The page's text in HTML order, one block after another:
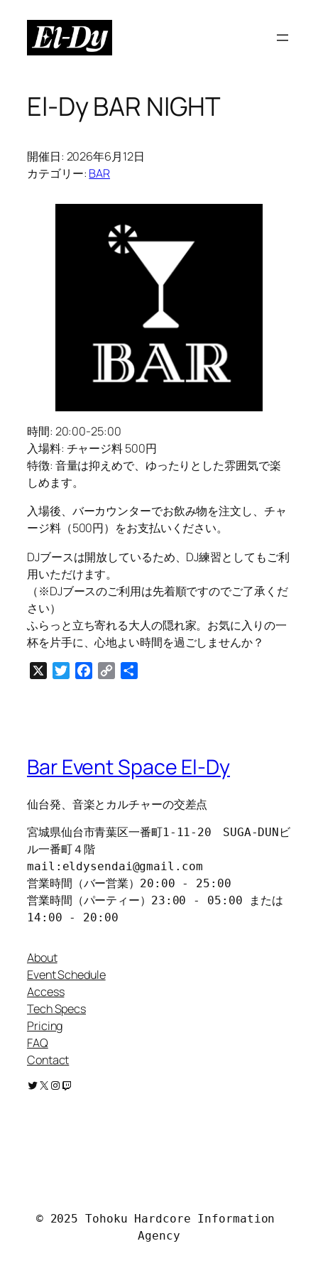
El-Dy BAR NIGHT
開催日: 2026年6月12日
カテゴリー: BAR
時間: 20:00-25:00
入場料: チャージ料 500円
特徴: 音量は抑えめで、ゆったりとした雰囲気で楽
しめます。
入場後、バーカウンターでお飲み物を注文し、チャ
ージ料（500円）をお支払いください。
DJブースは開放しているため、DJ練習としてもご利
用いただけます。
（※DJブースのご利用は先着順ですのでご了承くだ
さい）
ふらっと立ち寄れる大人の隠れ家。お気に入りの一
杯を片手に、心地よい時間を過ごしませんか？
TwitterFacebook
Copy
Bar Event Space El-Dy
仙台発、音楽とカルチャーの交差点
宮城県仙台市青葉区一番町1-11-20　SUGA-DUNビ
ル一番町４階
mail:eldysendai@gmail.com
営業時間（バー営業）20:00 - 25:00
営業時間（パーティー）23:00 - 05:00 または
14:00 - 20:00
About
Event Schedule
Access
Tech Specs
Pricing
FAQ
Contact
Twitter
X Instagram
Twitch
© 2025 Tohoku Hardcore Information
Agency